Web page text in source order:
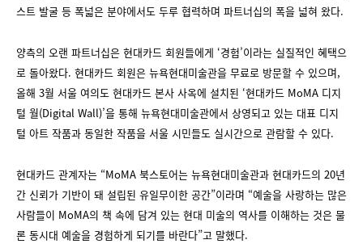
스트 발굴 등 폭넓은 분야에서도 두루 협력하며 파트너십의 폭을 넓혀 왔다.
양측의 오랜 파트너십은 현대카드 회원들에게 ‘경험’이라는 실질적인 혜택으
로 돌아왔다. 현대카드 회원은 뉴욕현대미술관을 무료로 방문할 수 있으며,
올해 3월 서울 여의도 현대카드 본사 사옥에 설치된 ‘현대카드 MoMA 디지
털 월(Digital Wall)’을 통해 뉴욕현대미술관에서 상영되고 있는 대표 디지
털 아트 작품과 동일한 작품을 서울 시민들도 실시간으로 관람할 수 있다.
현대카드 관계자는 “MoMA 북스토어는 뉴욕현대미술관과 현대카드의 20년
간 신뢰가 기반이 돼 설립된 유일무이한 공간”이라며 “예술을 사랑하는 많은
사람들이 MoMA의 책 속에 담겨 있는 현대 미술의 역사를 이해하는 것은 물
론 동시대 예술을 경험하게 되기를 바란다”고 말했다.